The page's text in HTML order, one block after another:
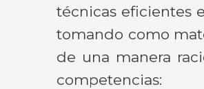
técnicas eficientes
tomando como
de una manera
competencias: